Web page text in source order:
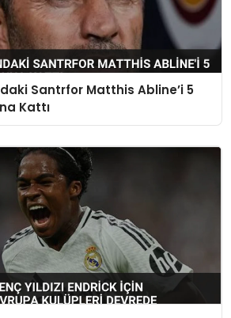
Santrfor Matthis Abline’i 5
Kattı